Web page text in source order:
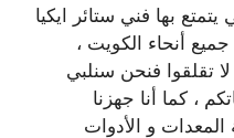
بها فني ستائر ايكيا
أنحاء الكويت ،
ساعة ، لا تقلقوا فنحن سنلبي
، كما أنا جهزنا
المعدات و الأدوات